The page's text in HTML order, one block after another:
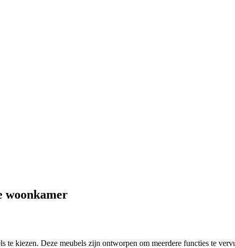
woonkamer
kiezen. Deze meubels zijn ontworpen om meerdere functies te